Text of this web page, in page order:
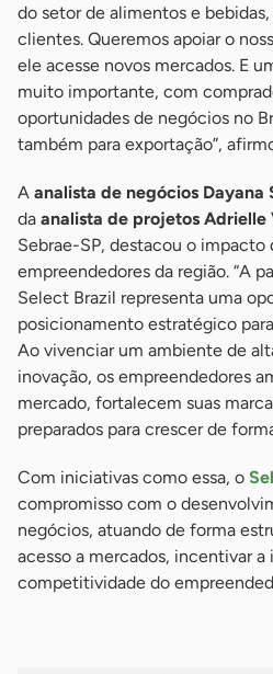
do setor de alimentos e
clientes. Queremos apoiar o
ele acesse novos mercados. E
muito importante, com
oportunidades de negócios no
também para exportação”,
A analista de negócios Dayana
da analista de projetos Adrielle
Sebrae-SP, destacou o impacto
empreendedores da região. “A
Select Brazil representa uma
posicionamento estratégico
Ao vivenciar um ambiente de
inovação, os empreendedores
mercado, fortalecem suas
preparados para crescer de
Com iniciativas como essa, o
compromisso com o
negócios, atuando de forma
acesso a mercados, incentivar
competitividade do